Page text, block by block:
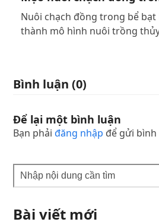
Nuôi chạch đồng trong bể bạt
thành mô hình nuôi trồng
Bình luận (0)
Để lại một bình luận
Bạn phảiđăng nhập để gửi bình
Bài viết mới